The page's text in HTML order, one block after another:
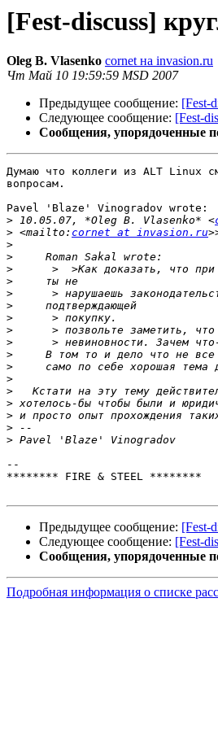
[Fest-discuss]
Oleg B. Vlasenko cornet на invasion.ru
Чт Май 10 19:59:59 MSD 2007
Предыдущее сообщение: [Fest-
Следующее сообщение: [Fest-
Сообщения, упорядоченные
Думаю что коллеги из ALT Linux
вопросам.
Pavel 'Blaze' Vinogradov wrote:
> 10.05.07, *Oleg B. Vlasenko* <
> <mailto: cornet at invasion.ru
>
>
>
>
>
>
>
>
>
>
>
>
>
>
>
>
>
--
******** FIRE & STEEL ********
Предыдущее сообщение: [Fest-
Следующее сообщение: [Fest-
Сообщения, упорядоченные
Подробная информация о списке